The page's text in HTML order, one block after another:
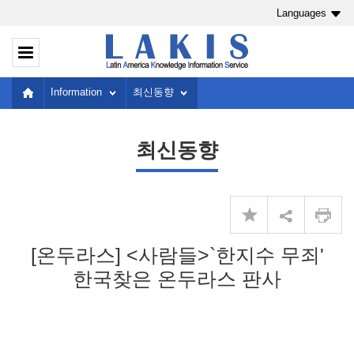
Languages
Information 최신동향
최신동향
[온두라스] <사람들>`한지수 무죄'
한국찾은 온두라스 판사